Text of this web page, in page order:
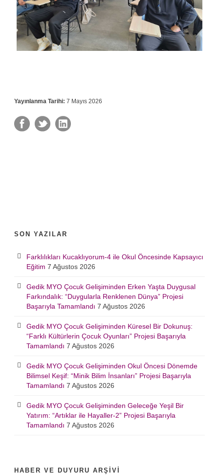
Yayınlanma Tarihi: 7 Mayıs 2026
SON YAZILAR
Farklılıkları Kucaklıyorum-4 ile Okul Öncesinde Kapsayıcı
Eğitim 7 Ağustos 2026
Gedik MYO Çocuk Gelişiminden Erken Yaşta Duygusal
Farkındalık: “Duygularla Renklenen Dünya” Projesi
Başarıyla Tamamlandı 7 Ağustos 2026
Gedik MYO Çocuk Gelişiminden Küresel Bir Dokunuş:
“Farklı Kültürlerin Çocuk Oyunları” Projesi Başarıyla
Tamamlandı 7 Ağustos 2026
Gedik MYO Çocuk Gelişiminden Okul Öncesi Dönemde
Bilimsel Keşif: “Minik Bilim İnsanları” Projesi Başarıyla
Tamamlandı 7 Ağustos 2026
Gedik MYO Çocuk Gelişiminden Geleceğe Yeşil Bir
Yatırım: “Artıklar ile Hayaller-2” Projesi Başarıyla
Tamamlandı 7 Ağustos 2026
HABER VE DUYURU ARŞIVI